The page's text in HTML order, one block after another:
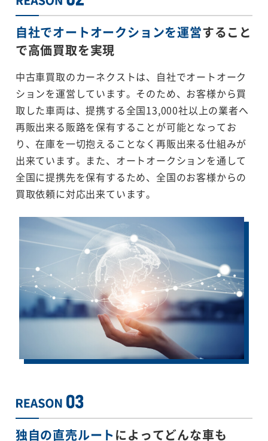
自社でオートオークションを運営すること
で高価買取を実現
中古車買取のカーネクストは、自社でオートオーク
ションを運営しています。そのため、お客様から買
取した車両は、提携する全国13,000社以上の業者へ
再販出来る販路を保有することが可能となってお
り、在庫を一切抱えることなく再販出来る仕組みが
出来ています。また、オートオークションを通して
全国に提携先を保有するため、全国のお客様からの
買取依頼に対応出来ています。
独自の直売ルートによってどんな車も